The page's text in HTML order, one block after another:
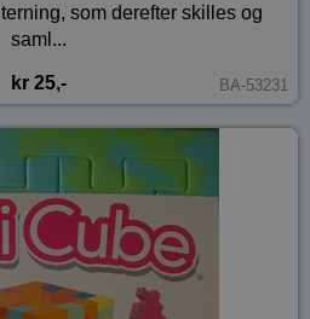
som derefter skilles og
saml...
kr 25,- BA-53231